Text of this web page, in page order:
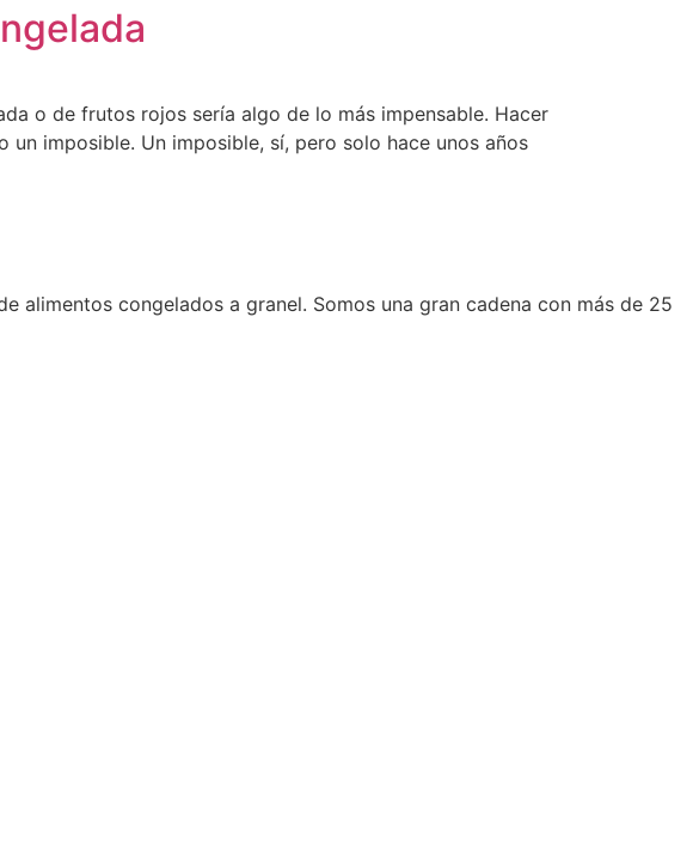
o de frutos rojos sería algo de lo más impensable. Hacer
imposible. Un imposible, sí, pero solo hace unos años
alimentos congelados a granel. Somos una gran cadena con más de 25